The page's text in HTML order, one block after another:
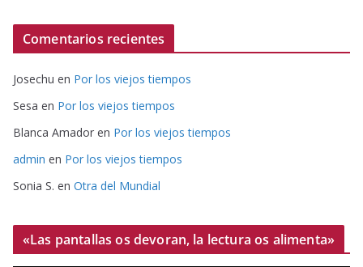
Comentarios recientes
Josechu en Por los viejos tiempos
Sesa en Por los viejos tiempos
Blanca Amador en Por los viejos tiempos
admin en Por los viejos tiempos
Sonia S. en Otra del Mundial
«Las pantallas os devoran, la lectura os alimenta»